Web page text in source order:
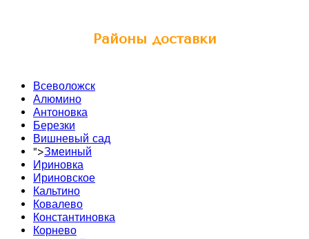
Районы доставки
Всеволожск
Алюмино
Антоновка
Березки
Вишневый сад
">Змеиный
Ириновка
Ириновское
Кальтино
Ковалево
Константиновка
Корнево